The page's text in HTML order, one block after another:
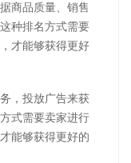
商品质量、销售
种排名方式需要
才能够获得更好
，投放广告来获
式需要卖家进行
能够获得更好的